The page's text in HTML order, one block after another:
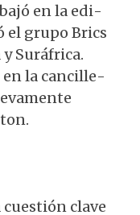
en la edi­
el grupo Brics
Suráfrica.
en la cancille­
cuestión clave